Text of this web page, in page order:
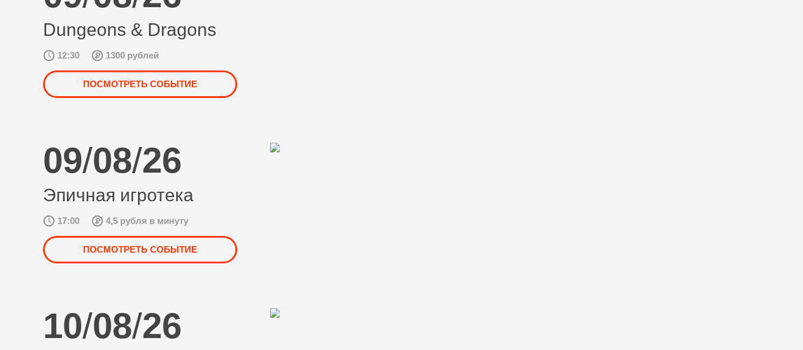
Dungeons & Dragons
12:30 1300 рублей
ПОСМОТРЕТЬ СОБЫТИЕ
09/08/26
Эпичная игротека
17:00 4,5 рубля в минуту
ПОСМОТРЕТЬ СОБЫТИЕ
10/08/26